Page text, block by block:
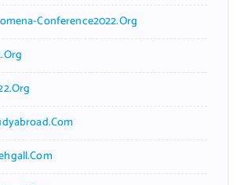
Conference2022.org